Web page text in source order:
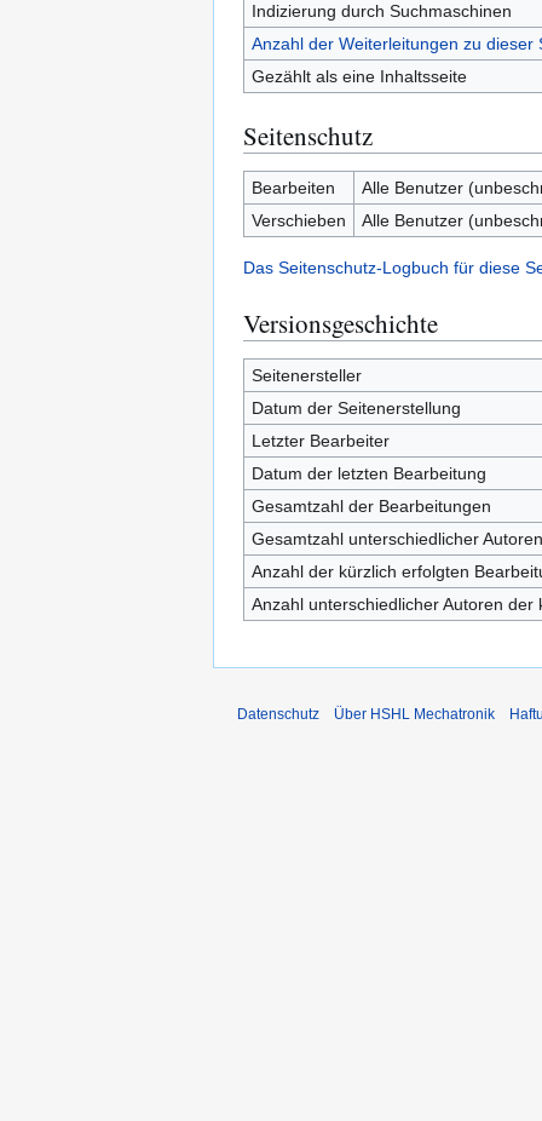
Indizierung durch Suchmaschinen
Anzahl der Weiterleitungen zu dieser
Gezählt als eine Inhaltsseite
Seitenschutz
Bearbeiten
Alle Benutzer
Verschieben
Alle Benutzer
Das Seitenschutz-Logbuch für diese
Versionsgeschichte
Seitenersteller
Datum der Seitenerstellung
Letzter Bearbeiter
Datum der letzten Bearbeitung
Gesamtzahl der Bearbeitungen
Gesamtzahl unterschiedlicher Autoren
Anzahl der kürzlich erfolgten
Anzahl unterschiedlicher Autoren
Datenschutz Über HSHL Mechatronik